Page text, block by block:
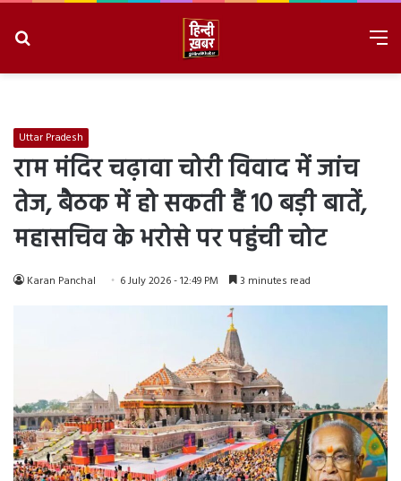
Uttar Pradesh
राम मंदिर चढ़ावा चोरी विवाद में जांच
तेज, बैठक में हो सकती हैं 10 बड़ी बातें,
महासचिव के भरोसे पर पहुंची चोट
Karan Panchal 6 July 2026 - 12:49 PM 3 minutes read